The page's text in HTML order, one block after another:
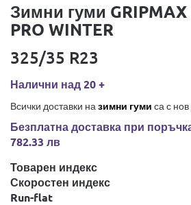
Зимни гуми GRIPMAX
PRO WINTER
325/35 R23
Налични над 20 +
Всички доставки на зимни гуми са с
Безплатна доставка при
782.33 лв
Товарен индекс
Скоростен индекс
Run-flat